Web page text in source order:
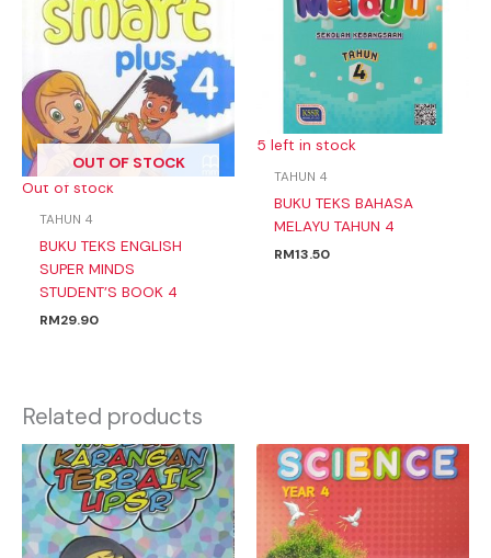
OUT OF STOCK
Out of stock
TAHUN 4
BUKU TEKS ENGLISH
SUPER MINDS
STUDENT’S BOOK 4
RM29.90
5 left in stock
TAHUN 4
BUKU TEKS BAHASA
MELAYU TAHUN 4
RM13.50
Related products